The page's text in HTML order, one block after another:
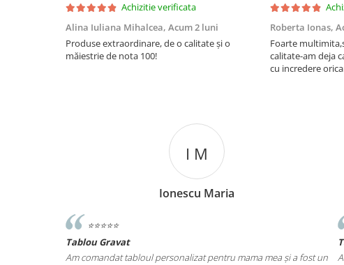
Achizitie verificata
Alina Iuliana Mihalcea, Acum 2 luni
Produse extraordinare, de o calitate și o
măiestrie de nota 100!
Roberta Ionas,
Foarte
calitate-am deja
cu incredere
I M
Ionescu Maria
⭐️⭐️⭐️⭐️⭐️
Tablou Gravat
Am comandat tabloul personalizat pentru mama mea și a fost un